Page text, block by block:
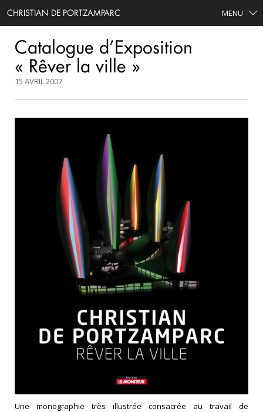
CHRISTIAN DE PORTZAMPARC MENU
Catalogue d’Exposition
« Rêver la ville »
15 AVRIL 2007
Une monographie très illustrée consacrée au travail de